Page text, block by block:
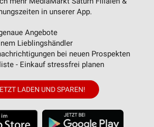
in unserer App.
Angebote
Lieblingshändler
bei neuen Prospekten
- Einkauf stressfrei planen
LADEN UND SPAREN!